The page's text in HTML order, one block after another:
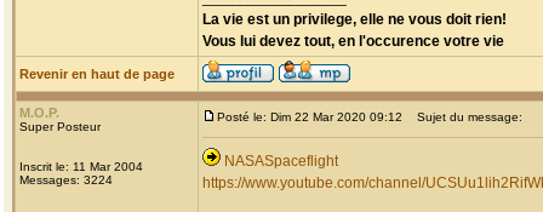
La vie est un privilege, elle ne vous doit rien!
Vous lui devez tout, en l'occurence votre vie
Revenir en haut de page
M.O.P.
Super Posteur
Inscrit le: 11 Mar 2004
Messages: 3224
Posté le: Dim 22 Mar 2020 09:12 Sujet du message:
NASASpaceflight
https://www.youtube.com/channel/